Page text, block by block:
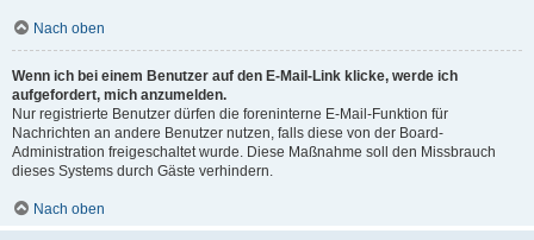
Nach oben
Wenn ich bei einem Benutzer auf den E-Mail-Link klicke, werde ich
aufgefordert, mich anzumelden.
Nur registrierte Benutzer dürfen die foreninterne E-Mail-Funktion für
Nachrichten an andere Benutzer nutzen, falls diese von der Board-
Administration freigeschaltet wurde. Diese Maßnahme soll den Missbrauch
dieses Systems durch Gäste verhindern.
Nach oben